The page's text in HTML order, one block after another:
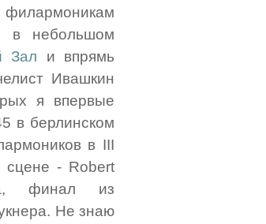
филармоникам
в небольшом
Зал и впрямь
Ивашкин
я впервые
в берлинском
в III
- Robert
финал из
Не знаю